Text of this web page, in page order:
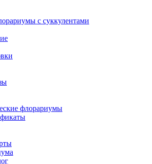
с суккулентами
флорариумы